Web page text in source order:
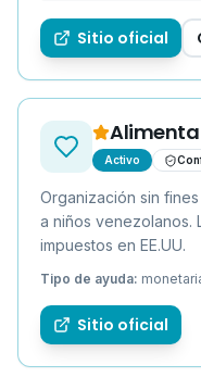
Sitio oficial
Alimenta
Activo
Organización sin
a niños venezolanos.
impuestos en EE.UU.
Tipo de ayuda:
Sitio oficial